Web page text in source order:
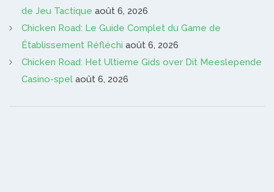
de Jeu Tactique août 6, 2026
Chicken Road: Le Guide Complet du Game de
Établissement Réfléchi août 6, 2026
Chicken Road: Het Ultieme Gids over Dit Meeslepende
Casino-spel août 6, 2026